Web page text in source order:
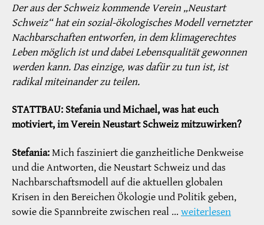
Der aus der Schweiz kommende Verein „Neustart
Schweiz“ hat ein sozial-ökologisches Modell vernetzter
Nachbarschaften entworfen, in dem klimagerechtes
Leben möglich ist und dabei Lebensqualität gewonnen
werden kann. Das einzige, was dafür zu tun ist, ist
radikal miteinander zu teilen.
STATTBAU: Stefania und Michael, was hat euch
motiviert, im Verein Neustart Schweiz mitzuwirken?
Stefania:Mich fasziniert die ganzheitliche Denkweise
und die Antworten, die Neustart Schweiz und das
Nachbarschaftsmodell auf die aktuellen globalen
Krisen in den Bereichen Ökologie und Politik geben,
sowie die Spannbreite zwischen real … weiterlesen